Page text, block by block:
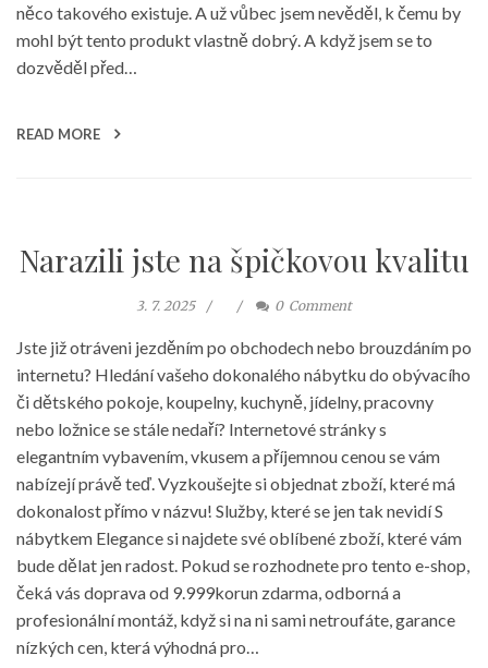
něco takového existuje. A už vůbec jsem nevěděl, k čemu by
mohl být tento produkt vlastně dobrý. A když jsem se to
dozvěděl před…
READ MORE
Narazili jste na špičkovou kvalitu
3. 7. 2025 0 Comment
Jste již otráveni jezděním po obchodech nebo brouzdáním po
internetu? Hledání vašeho dokonalého nábytku do obývacího
či dětského pokoje, koupelny, kuchyně, jídelny, pracovny
nebo ložnice se stále nedaří? Internetové stránky s
elegantním vybavením, vkusem a příjemnou cenou se vám
nabízejí právě teď. Vyzkoušejte si objednat zboží, které má
dokonalost přímo v názvu! Služby, které se jen tak nevidí S
nábytkem Elegance si najdete své oblíbené zboží, které vám
bude dělat jen radost. Pokud se rozhodnete pro tento e-shop,
čeká vás doprava od 9.999korun zdarma, odborná a
profesionální montáž, když si na ni sami netroufáte, garance
nízkých cen, která výhodná pro…